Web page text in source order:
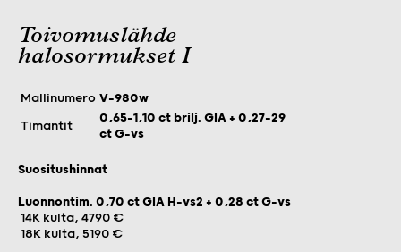
Toivomuslähde
halosormukset I
Mallinumero V-980w
Timantit
0,65-1,10 ct brilj. GIA + 0,27–29
ct G-vs
Suositushinnat
Luonnontim. 0,70 ct GIA H-vs2 + 0,28 ct G-vs
14K kulta, 4790 €
18K kulta, 5190 €